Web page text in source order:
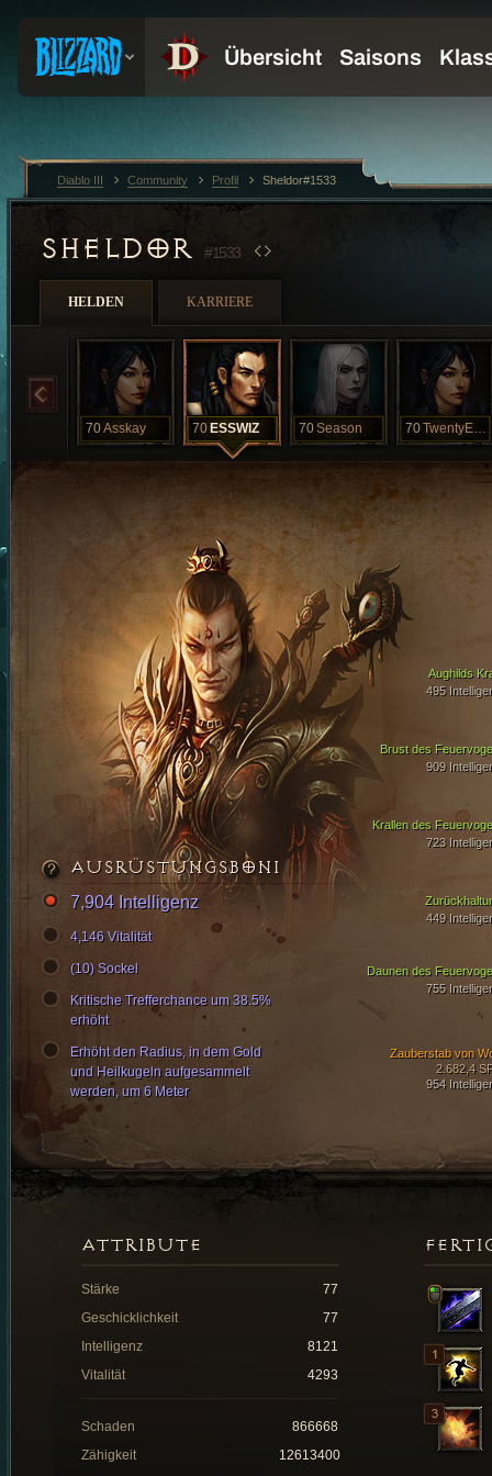
SHELDOR #1533
HELDEN KARRIERE
70Asskay 70 ESSWIZ 70Season 70 TwentyEightS
Brust des
909
Krallen des
723
Aughilds
495
Daunen des
755
Zauberstab von
2.682,4
954
449
AUSRÜSTUNGSBONI
7,904 Intelligenz
4,146 Vitalität
(10) Sockel
Kritische Trefferchance um 38.5%
erhöht
Erhöht den Radius, in dem Gold
und Heilkugeln aufgesammelt
werden, um 6 Meter
ATTRIBUTE
Stärke
77
Geschicklichkeit
77
Intelligenz
8121
Vitalität
4293
Schaden
866668
Zähigkeit
12613400
Diablo III Community Profil Sheldor#1533